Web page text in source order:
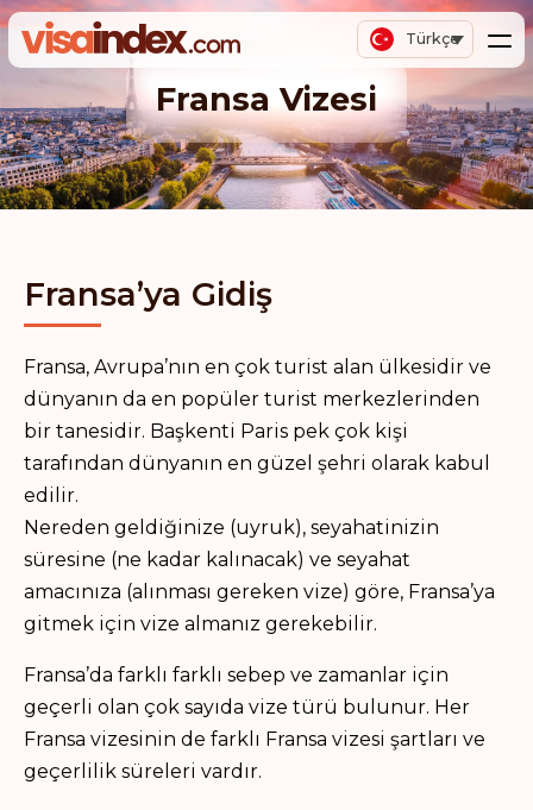
Türkçe
Fransa Vizesi
Fransa’ya Gidiş
Fransa, Avrupa’nın en çok turist alan ülkesidir ve
dünyanın da en popüler turist merkezlerinden
bir tanesidir. Başkenti Paris pek çok kişi
tarafından dünyanın en güzel şehri olarak kabul
edilir.
Nereden geldiğinize (uyruk), seyahatinizin
süresine (ne kadar kalınacak) ve seyahat
amacınıza (alınması gereken vize) göre, Fransa’ya
gitmek için vize almanız gerekebilir.
Fransa’da farklı farklı sebep ve zamanlar için
geçerli olan çok sayıda vize türü bulunur. Her
Fransa vizesinin de farklı Fransa vizesi şartları ve
geçerlilik süreleri vardır.